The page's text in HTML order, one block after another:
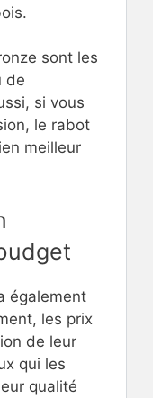
sont les
de
si vous
le rabot
meilleur
également
les prix
de leur
qui les
qualité